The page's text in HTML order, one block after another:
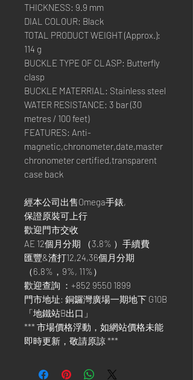
THICKNESS: 9.9 mm
DIAL COLOUR: Black
TOTAL PRODUCT WEIGHT (Approx.):
114 g
BUCKLE TYPE OF CLASP: Butterfly
clasp
BUCKLE MATERRIAL: Stainless steel
WATER RESISTANCE: 3 bar (30
metres / 100 feet)
FEATURES: Anti-
magnetic,chronometer,date,master
chronometer certified,transparent
case back
經本公司出售Omega手錶,
保證原裝可上行
歡迎門市交收
AE 12個月分期 （3.8% ）手續費
匯豐&渣打12,24,36個月分期
（6.8%，9%, 11%）
歡迎查詢 ：+852 9550 1899
門市地址: 銅鑼灣廣場一期地下 G10B
「地鐵站B出口」
*** 市場價格浮動，如網站價格未能
即時更新，敬請原諒 ***